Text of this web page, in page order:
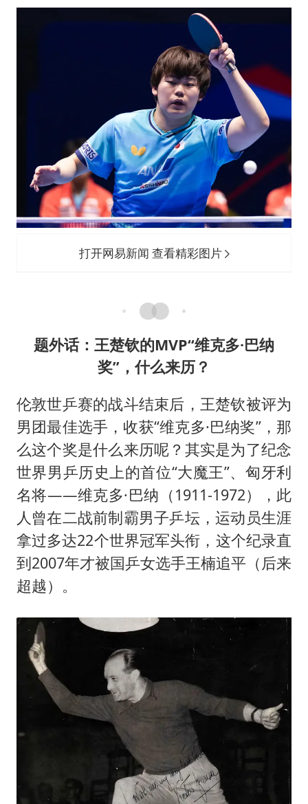
打开网易新闻 查看精彩图片
题外话：王楚钦的MVP“维克多·巴纳
奖”，什么来历？
伦敦世乒赛的战斗结束后，王楚钦被评为
男团最佳选手，收获“维克多·巴纳奖”，那
么这个奖是什么来历呢？其实是为了纪念
世界男乒历史上的首位“大魔王”、匈牙利
名将——维克多·巴纳（1911-1972），此
人曾在二战前制霸男子乒坛，运动员生涯
拿过多达22个世界冠军头衔，这个纪录直
到2007年才被国乒女选手王楠追平（后来
超越）。